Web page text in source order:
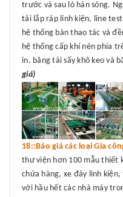
trước và sau lò hàn sóng.
tải lắp ráp linh kiện, line
hệ thống bàn thao tác và
hệ thống cấp khí nén phía
in. băng tải sấy khô keo và
giá)
18::Báo giá các loại Gia
thư viện hơn 100 mẫu thiết
chứa hàng, xe đảy linh
với hầu hết các nhà máy